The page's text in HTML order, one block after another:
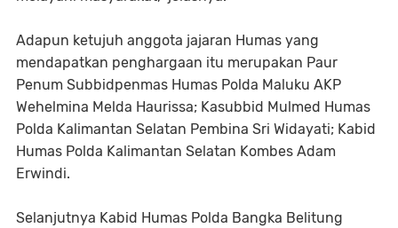
Adapun ketujuh anggota jajaran Humas yang
mendapatkan penghargaan itu merupakan Paur
Penum Subbidpenmas Humas Polda Maluku AKP
Wehelmina Melda Haurissa; Kasubbid Mulmed Humas
Polda Kalimantan Selatan Pembina Sri Widayati; Kabid
Humas Polda Kalimantan Selatan Kombes Adam
Erwindi.
Selanjutnya Kabid Humas Polda Bangka Belitung